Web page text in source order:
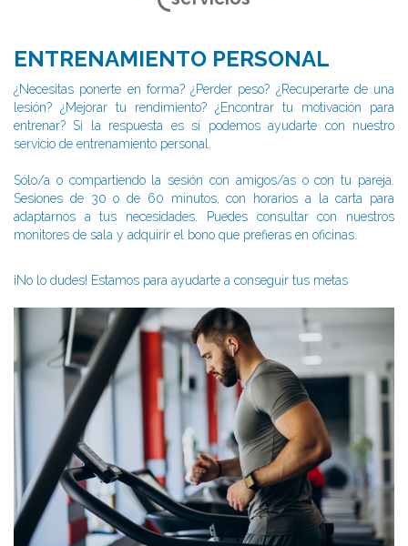
ENTRENAMIENTO PERSONAL
¿Necesitas ponerte en forma? ¿Perder peso? ¿Recuperarte de una
lesión? ¿Mejorar tu rendimiento? ¿Encontrar tu motivación para
entrenar? Si la respuesta es sí podemos ayudarte con nuestro
servicio de entrenamiento personal.
Sólo/a o compartiendo la sesión con amigos/as o con tu pareja.
Sesiones de 30 o de 60 minutos, con horarios a la carta para
adaptarnos a tus necesidades. Puedes consultar con nuestros
monitores de sala y adquirir el bono que prefieras en oficinas.
¡No lo dudes! Estamos para ayudarte a conseguir tus metas